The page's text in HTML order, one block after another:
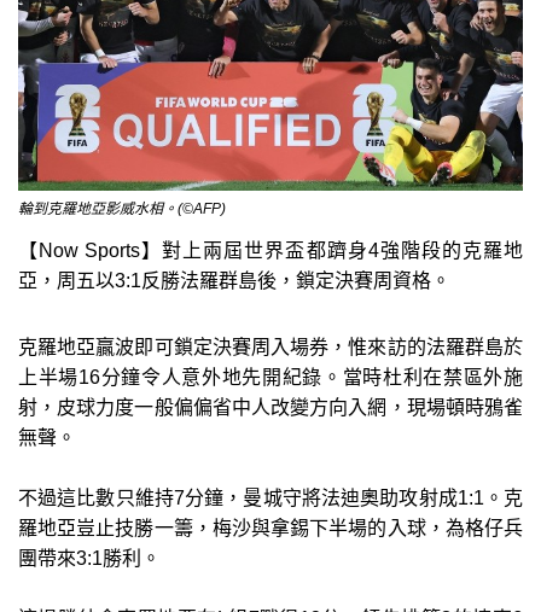
輪到克羅地亞影威水相。(©AFP)
【Now Sports】對上兩屆世界盃都躋身4強階段的克羅地
亞，周五以3:1反勝法羅群島後，鎖定決賽周資格。
克羅地亞贏波即可鎖定決賽周入場券，惟來訪的法羅群島於
上半場16分鐘令人意外地先開紀錄。當時杜利在禁區外施
射，皮球力度一般偏偏省中人改變方向入網，現場頓時鴉雀
無聲。
不過這比數只維持7分鐘，曼城守將法迪奧助攻射成1:1。克
羅地亞豈止技勝一籌，梅沙與拿錫下半場的入球，為格仔兵
團帶來3:1勝利。